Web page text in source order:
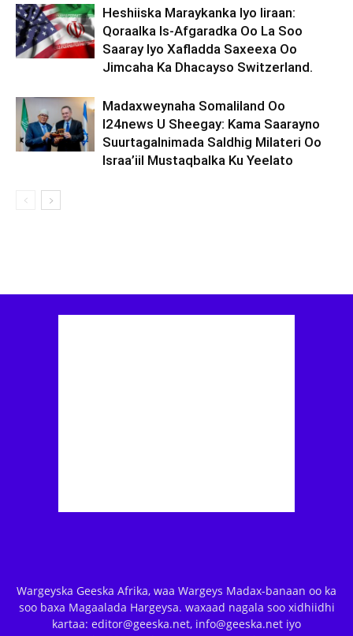
Heshiiska Maraykanka Iyo Iiraan:
Qoraalka Is-Afgaradka Oo La Soo
Saaray Iyo Xafladda Saxeexa Oo
Jimcaha Ka Dhacayso Switzerland.
Madaxweynaha Somaliland Oo
I24news U Sheegay: Kama Saarayno
Suurtagalnimada Saldhig Milateri Oo
Israa’iil Mustaqbalka Ku Yeelato
Wargeyska Geeska Afrika, waa Wargeys Madax-banaan oo ka
soo baxa Magaalada Hargeysa. waxaad nagala soo xidhiidhi
kartaa: editor@geeska.net, info@geeska.net iyo